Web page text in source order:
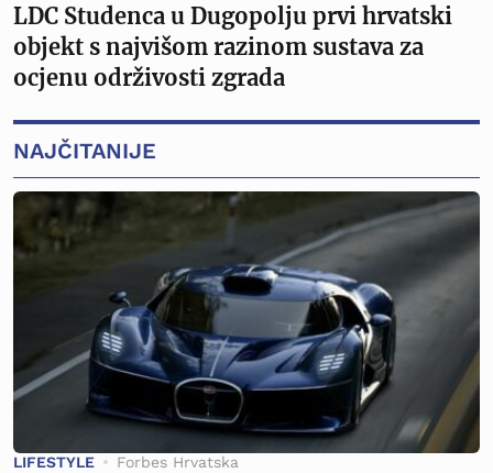
LDC Studenca u Dugopolju prvi hrvatski
objekt s najvišom razinom sustava za
ocjenu održivosti zgrada
NAJČITANIJE
LIFESTYLE Forbes Hrvatska